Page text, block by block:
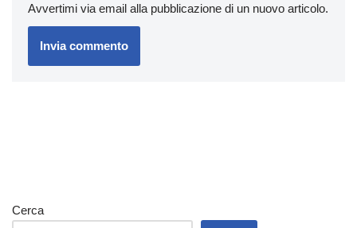
Avvertimi via email alla pubblicazione di un nuovo articolo.
Cerca